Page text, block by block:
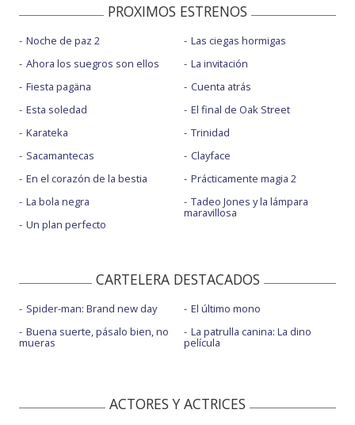
PROXIMOS ESTRENOS
Noche de paz 2
Ahora los suegros son ellos
Fiesta pagäna
Esta soledad
Karateka
Sacamantecas
En el corazón de la bestia
La bola negra
Un plan perfecto
Las ciegas hormigas
La invitación
Cuenta atrás
El final de Oak Street
Trinidad
Clayface
Prácticamente magia 2
Tadeo Jones y la lámpara
maravillosa
CARTELERA DESTACADOS
Spider-man: Brand new day
Buena suerte, pásalo bien, no
mueras
El último mono
La patrulla canina: La dino
película
ACTORES Y ACTRICES